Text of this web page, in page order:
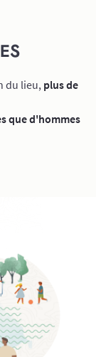
du lieu, plus de
que d'hommes